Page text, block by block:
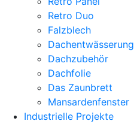
Retro Duo
Falzblech
Dachentwässerung
Dachzubehör
Dachfolie
Das Zaunbrett
Mansardenfenster
Industrielle Projekte